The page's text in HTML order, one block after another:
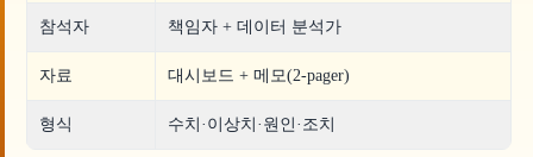
참석자 책임자 + 데이터 분석가
자료 대시보드 + 메모(2-pager)
형식 수치·이상치·원인·조치